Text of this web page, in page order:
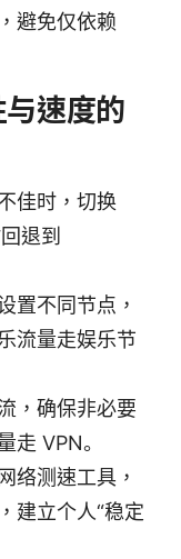
避免仅依赖
速度的
佳时，切换
退到
置不同节点，
流量走娱乐节
，确保非必要
走 VPN。
络测速工具，
建立个人“稳定